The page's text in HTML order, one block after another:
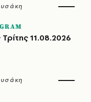
11.08.2026